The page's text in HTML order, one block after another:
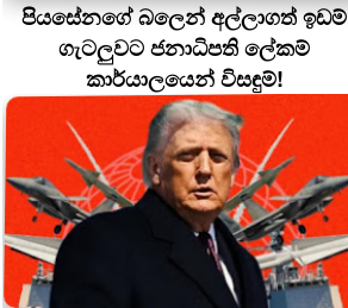
පියසේනගේ බලෙන් අල්ලාගත් ඉඩම්
ගැටලුවට ජනාධිපති ලේකම්
කාර්යාලයෙන් විසඳුම්!